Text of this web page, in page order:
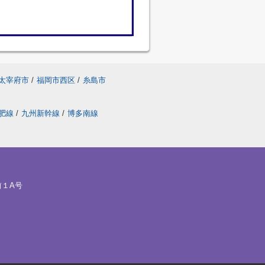
宰府市 / 福岡市西区 / 糸島市
線 / 九州新幹線 / 博多南線
１A号